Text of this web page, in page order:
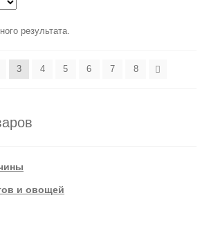
результата.
3 4 5 6 7 8
и овощей